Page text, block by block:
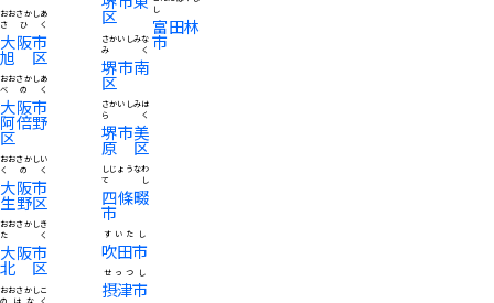
大阪市
旭区
おおさかしあ
さひく
大阪市
阿倍野
区
おおさかしあ
べのく
大阪市
生野区
おおさかしい
くのく
大阪市
北区
おおさかしき
たく
おおさかしこ
のはなく
区
堺市南
区
さかいしみな
みく
堺市美
原区
さかいしみは
らく
四條畷
市
しじょうなわ
てし
吹田市
すいたし
摂津市
せっつし
富田林
市
し